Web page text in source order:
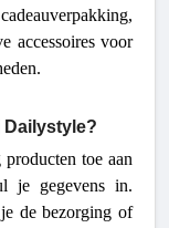
accessoires voor
Dailystyle?
toe aan
je gegevens in.
de bezorging of